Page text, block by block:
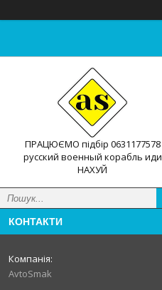
ПРАЦЮЄМО підбір 0631177578
русский военный корабль иди
НАХУЙ
КОНТАКТИ
AvtoSmak